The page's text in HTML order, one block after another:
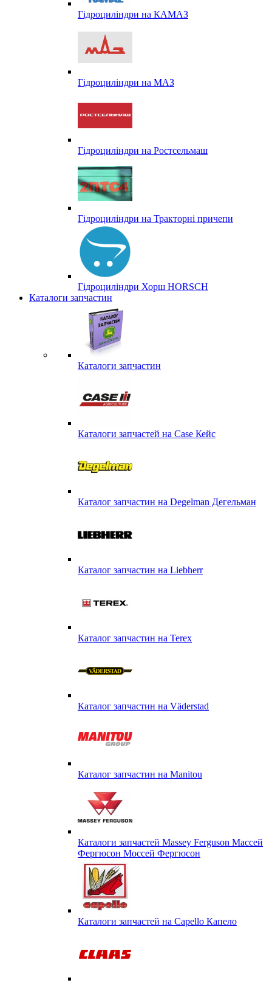
Гідроциліндри на КАМАЗ
Гідроциліндри на МАЗ
Гідроциліндри на Ростсельмаш
Гідроциліндри на Тракторні причепи
Гідроциліндри Хорш HORSCH
Каталоги запчастин
Каталоги запчастин
Каталоги запчастей на Case Кейс
Каталог запчастин на Degelman Дегельман
Каталог запчастин на Liebherr
Каталог запчастин на Terex
Каталог запчастин на Väderstad
Каталог запчастин на Маnitou
Каталоги запчастей Massey Ferguson Массей
Фергюсон Моссей Фергюсон
Каталоги запчастей на Capello Капело